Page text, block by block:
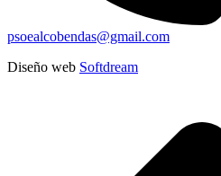
psoealcobendas@gmail.com
Diseño web Softdream